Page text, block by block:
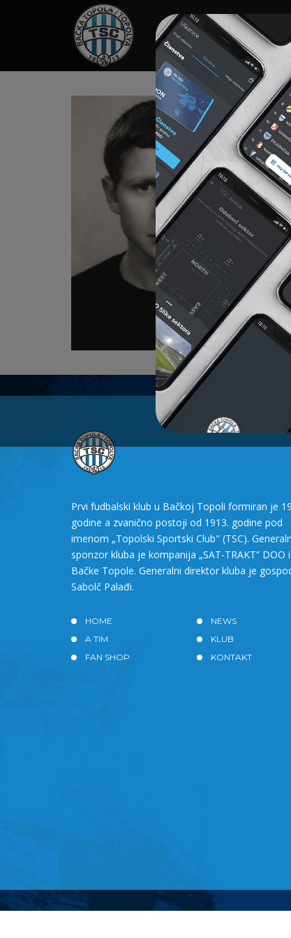
HOME
Prvi fudbalski klub u Bačkoj Topoli formiran je
godine a zvanično postoji od 1913. godine pod
imenom „Topolski Sportski Club" (TSC).
sponzor kluba je kompanija „SAT-TRAKT” DOO
Bačke Topole. Generalni direktor kluba je
Sabolč Palađi.
HOME
NEWS
A TIM
KLUB
FAN SHOP
KONTAKT